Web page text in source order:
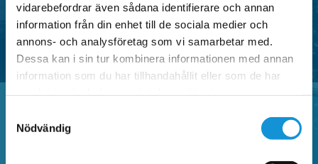
vidarebefordrar även sådana identifierare och annan
information från din enhet till de sociala medier och
annons- och analysföretag som vi samarbetar med.
Dessa kan i sin tur kombinera informationen med annan
information som du har tillhandahållit eller som de har
Nödvändig
SE OMRÅDEN MED P-TILLSTÅND
Vanliga frågor